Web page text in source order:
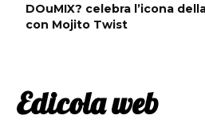
DOuMIX? celebra l’icona
con Mojito Twist
Edicola web